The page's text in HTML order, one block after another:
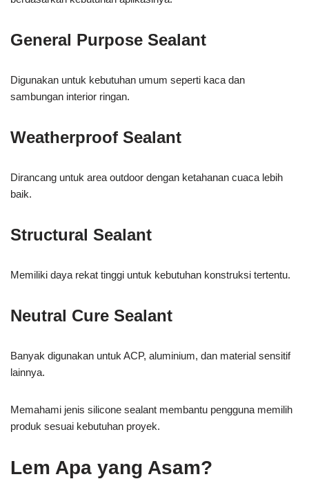
General Purpose Sealant
Digunakan untuk kebutuhan umum seperti kaca dan
sambungan interior ringan.
Weatherproof Sealant
Dirancang untuk area outdoor dengan ketahanan cuaca lebih
baik.
Structural Sealant
Memiliki daya rekat tinggi untuk kebutuhan konstruksi tertentu.
Neutral Cure Sealant
Banyak digunakan untuk ACP, aluminium, dan material sensitif
lainnya.
Memahami jenis silicone sealant membantu pengguna memilih
produk sesuai kebutuhan proyek.
Lem Apa yang Asam?